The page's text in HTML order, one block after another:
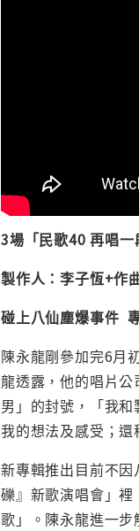
3場「民歌40 再唱
製作人：李子恆+作
碰上八仙塵爆事件
陳永龍剛參加完6月
龍透露，他的唱片
男」的封號，「我
我的想法及感受；
新專輯推出目前不
礫』新歌演唱會」
歌」。陳永龍進一